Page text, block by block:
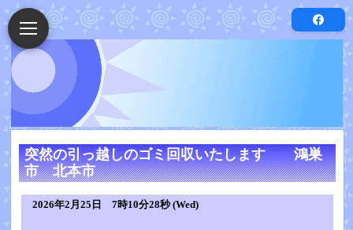
突然の引っ越しのゴミ回収いたします 鴻巣
市 北本市
2026年2月25日 7時10分28秒 (Wed)